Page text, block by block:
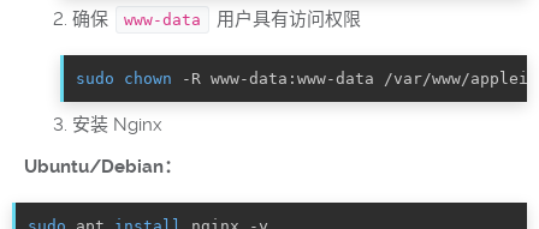
确保 www-data 用户具有访问权限
sudo chown -R www-data:www-data /var/www/
安装 Nginx
Ubuntu/Debian：